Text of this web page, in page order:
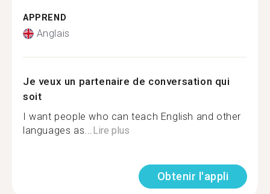
APPREND
Anglais
Je veux un partenaire de conversation qui
soit
I want people who can teach English and other
languages ​​as...Lire plus
Obtenir l'appli